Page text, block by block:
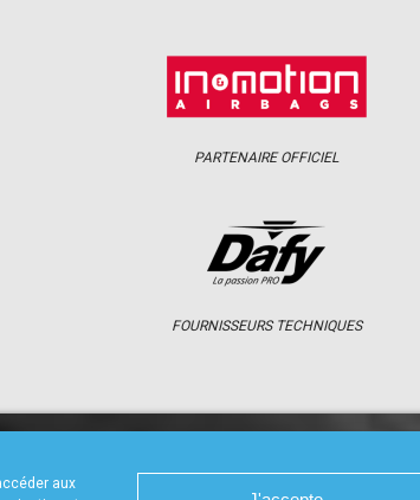
aux
PARTENAIRE OFFICIEL
FOURNISSEURS TECHNIQUES
CALENDRIER RÉSULTATS